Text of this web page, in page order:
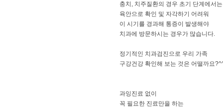
충치, 치주질환의 경우 초기 단계에서는
육안으로 확인 및 자각하기 어려워
이 시기를 경과해 통증이 발생해야
치과에 방문하시는 경우가 많습니다.
정기적인 치과검진으로 우리 가족
구강건강 확인해 보는 것은 어떨까요
과잉진료 없이
꼭 필요한 진료만을 하는